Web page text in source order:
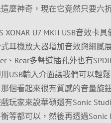
麼神奇，現在它竟然只要六
XONAR U7 MKII USB音效卡
耳機放大器增加音效與細膩
、Rear多聲道插孔外也有
USB輸入介面讓我們可以輕
個看起來很有質感的音量旋
玩家來說華碩還有Sonic
等都可以，然後再透過